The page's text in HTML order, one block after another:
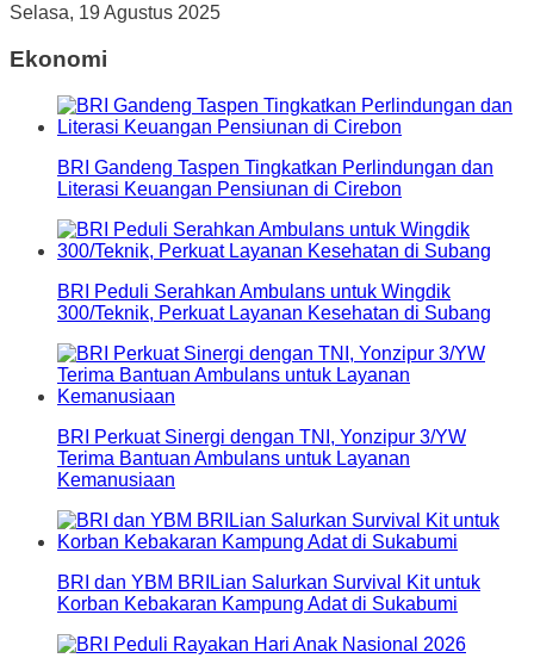
Selasa, 19 Agustus 2025
Ekonomi
BRI Gandeng Taspen Tingkatkan Perlindungan dan
Literasi Keuangan Pensiunan di Cirebon
BRI Peduli Serahkan Ambulans untuk Wingdik
300/Teknik, Perkuat Layanan Kesehatan di Subang
BRI Perkuat Sinergi dengan TNI, Yonzipur 3/YW
Terima Bantuan Ambulans untuk Layanan
Kemanusiaan
BRI dan YBM BRILian Salurkan Survival Kit untuk
Korban Kebakaran Kampung Adat di Sukabumi